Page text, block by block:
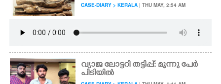
CASE-DIARY > KERALA | THU MAY, 2:54 AM
വ്യാജ ലോട്ടറി തട്ടിപ്പ്: മൂന്നു പേർ
പിടിയിൽ